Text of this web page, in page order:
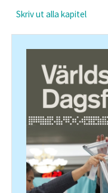
Skriv ut alla kapitel